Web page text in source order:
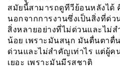
สมัยนี้สามารถดูทีวีย้อนหลังได้
นอกจากการงานซึ่งเป็นสิ่งที่ด่
สิ่งหลายอย่างที่ไม่ด่วนและไม่ส
น้อย เพราะมันสนุก มันตื่นตาตื่
ด่วนและไม่สำคัญเท่าไร แต่ผู้ค
เยอะ เพราะมันมีรสชาติ